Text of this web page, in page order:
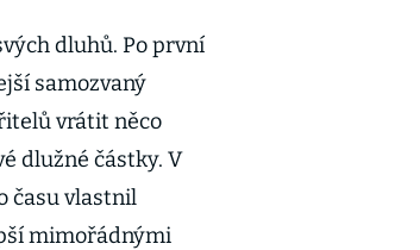
dluhů. Po první
samozvaný
vrátit něco
dlužné částky. V
času vlastnil
mimořádnými